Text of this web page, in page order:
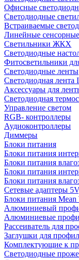
Офисные
Светодиодные
Встраиваемые
Линейные
Светильники ЖКХ
Светодиодные
Фитосветильники
Светодиодные ленты
Светодиодная лента
Аксессуары для
Светодиодная
Управление светом
RGB- контроллеры
Аудиоконтроллеры
Диммеры
Блоки питания
Блоки питания
Блоки питания
Блоки питания
Блоки питания
Сетевые адаптеры
Блоки питания Mean
Алюминиевый
Алюминиевые
Рассеиватель для
Заглушки для
Комплектующие к
Светодиодные